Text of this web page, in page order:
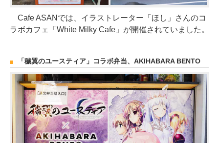
Cafe ASANでは、イラストレーター「ほし」さんのコ
ラボカフェ「White Milky Cafe」が開催されていました。
「穢翼のユースティア」コラボ弁当、AKIHABARA BENTO